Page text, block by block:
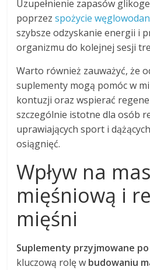
Uzupełnienie zapasów
poprzezspożycie
szybsze odzyskanie energii i
organizmu do kolejnej sesji
Warto również zauważyć, że
suplementy mogą pomóc w
kontuzji oraz wspierać
szczególnie istotne dla osób
uprawiających sport i
osiągnięć.
Wpływ na
mięśniową i
mięśni
Suplementy przyjmowane
kluczową rolę w budowaniu